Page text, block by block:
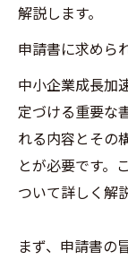
解説します。
申請書に求めら
中小企業成長加
定づける重要な
れる内容とその
とが必要です。
ついて詳しく解
まず、申請書の